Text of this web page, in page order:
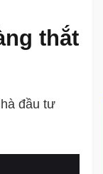
thắt
đầu tư